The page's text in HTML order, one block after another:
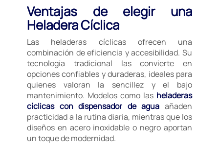
Ventajas de elegir una
Heladera Cíclica
Las heladeras cíclicas ofrecen una
combinación de eficiencia y accesibilidad. Su
tecnología tradicional las convierte en
opciones confiables y duraderas, ideales para
quienes valoran la sencillez y el bajo
mantenimiento. Modelos como las heladeras
cíclicas con dispensador de agua añaden
practicidad a la rutina diaria, mientras que los
diseños en acero inoxidable o negro aportan
un toque de modernidad.